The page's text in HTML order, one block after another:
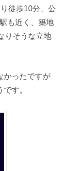
徒歩10分、公
も近く、築地
りそうな立地
かったですが
す。